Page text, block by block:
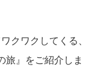
クワクしてくる、
旅』をご紹介しま